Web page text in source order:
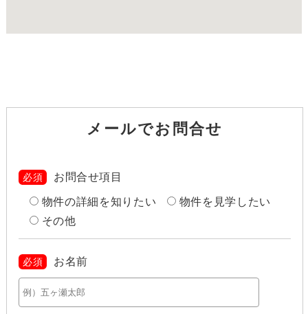
メールでお問合せ
必須 お問合せ項目
物件の詳細を知りたい
物件を見学したい
その他
必須 お名前